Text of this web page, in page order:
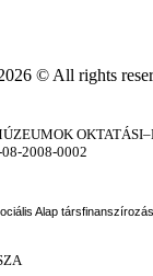
© All rights
2008-0002
Alap